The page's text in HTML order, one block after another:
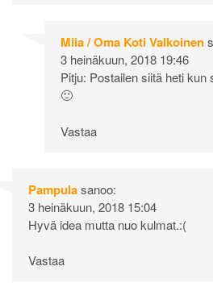
Miia / Oma Koti Valkoinen
3 heinäkuun, 2018 19:46
Pitju: Postailen siitä heti kun
🙂
Vastaa
Pampulasanoo:
3 heinäkuun, 2018 15:04
Hyvä idea mutta nuo kulmat.:(
Vastaa